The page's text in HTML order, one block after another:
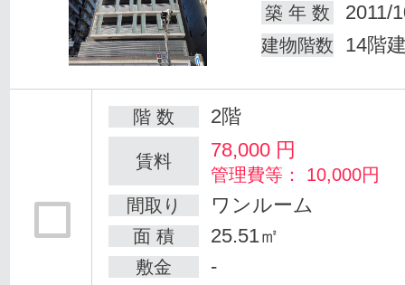
築 年 数
2011/
建物階数 14階
階 数 2階
賃料 78,000 円
管理費等： 10,000円
間取り
ワンルーム
面 積 25.51㎡
敷金 -